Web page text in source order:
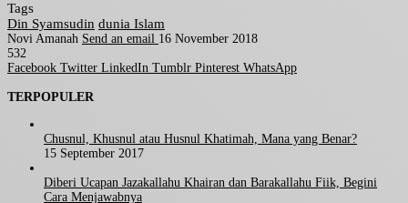
Tags
Din Syamsudin dunia Islam
Novi Amanah Send an email 16 November 2018
532
Facebook Twitter LinkedIn Tumblr Pinterest WhatsApp
TERPOPULER
Chusnul, Khusnul atau Husnul Khatimah, Mana yang Benar?
15 September 2017
Diberi Ucapan Jazakallahu Khairan dan Barakallahu Fiik, Begini
Cara Menjawabnya